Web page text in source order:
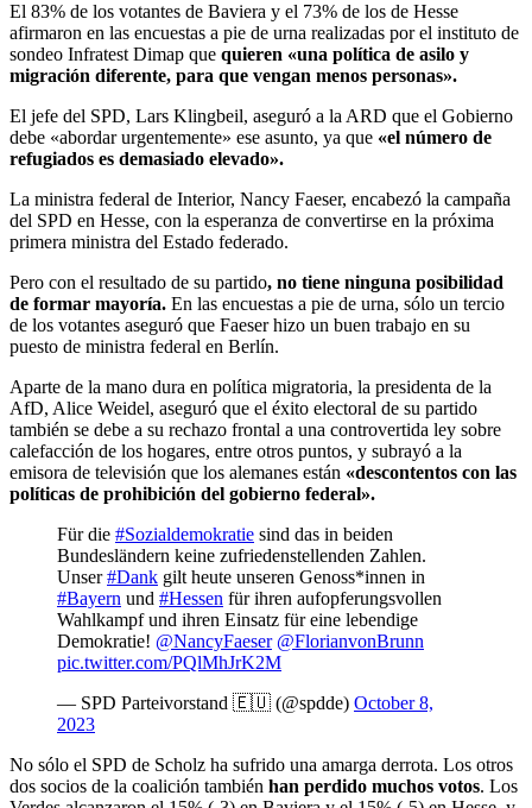
El 83% de los votantes de Baviera y el 73% de los de Hesse
afirmaron en las encuestas a pie de urna realizadas por el instituto de
sondeo Infratest Dimap que quieren «una política de asilo y
migración diferente, para que vengan menos personas».
El jefe del SPD, Lars Klingbeil, aseguró a la ARD que el Gobierno
debe «abordar urgentemente» ese asunto, ya que «el número de
refugiados es demasiado elevado».
La ministra federal de Interior, Nancy Faeser, encabezó la campaña
del SPD en Hesse, con la esperanza de convertirse en la próxima
primera ministra del Estado federado.
Pero con el resultado de su partido, no tiene ninguna posibilidad
de formar mayoría. En las encuestas a pie de urna, sólo un tercio
de los votantes aseguró que Faeser hizo un buen trabajo en su
puesto de ministra federal en Berlín.
Aparte de la mano dura en política migratoria, la presidenta de la
AfD, Alice Weidel, aseguró que el éxito electoral de su partido
también se debe a su rechazo frontal a una controvertida ley sobre
calefacción de los hogares, entre otros puntos, y subrayó a la
emisora de televisión que los alemanes están «descontentos con las
políticas de prohibición del gobierno federal».
Für die #Sozialdemokratie sind das in beiden
Bundesländern keine zufriedenstellenden Zahlen.
Unser#Dank gilt heute unseren Genoss*innen in
#Bayern und #Hessen für ihren aufopferungsvollen
Wahlkampf und ihren Einsatz für eine lebendige
Demokratie! @NancyFaeser @FlorianvonBrunn
pic.twitter.com/PQlMhJrK2M
— SPD Parteivorstand 🇪🇺 (@spdde) October 8,
2023
No sólo el SPD de Scholz ha sufrido una amarga derrota. Los otros
dos socios de la coalición también han perdido muchos votos. Los